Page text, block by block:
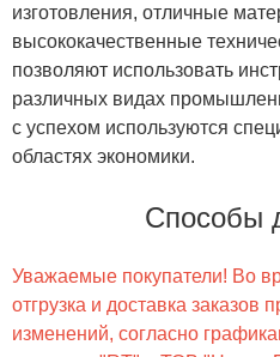
изготовления, отличные
высококачественные
позволяют использовать
различных видах
с успехом используются
областях экономики.
Способы
Уважаемые покупатели! Во
отгрузка и доставка заказов
изменений, согласно